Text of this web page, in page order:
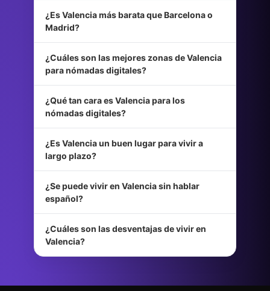
¿Es Valencia más barata que Barcelona o
Madrid?
¿Cuáles son las mejores zonas de Valencia
para nómadas digitales?
¿Qué tan cara es Valencia para los
nómadas digitales?
¿Es Valencia un buen lugar para vivir a
largo plazo?
¿Se puede vivir en Valencia sin hablar
español?
¿Cuáles son las desventajas de vivir en
Valencia?